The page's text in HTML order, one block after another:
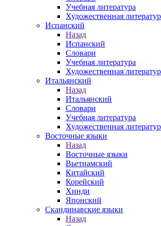
Учебная литература
Художественная
Испанский
Назад
Испанский
Словари
Учебная литература
Художественная
Итальянский
Назад
Итальянский
Словари
Учебная литература
Художественная
Восточные языки
Назад
Восточные языки
Вьетнамский
Китайский
Корейский
Хинди
Японский
Скандинавские языки
Назад